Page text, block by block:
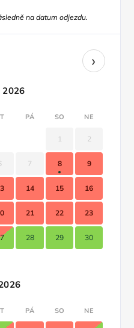
na datum odjezdu.
›
2026
PÁ SO NE
1 2
7 8 9
14 15 16
21 22 23
28 29 30
PÁ SO NE